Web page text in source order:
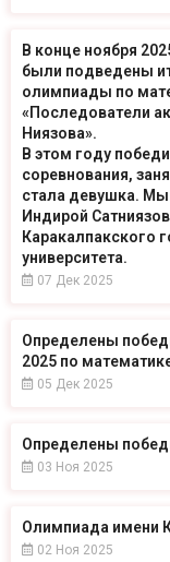
В конце ноября
были подведены
олимпиады по
«Последователи
Ниязова».
В этом году
соревнования,
стала девушка.
Индирой
Каракалпакского
университета.
07 Дек 2025
Определены
2025 по
05 Дек 2025
Определены
03 Ноя 2025
Олимпиада имени
02 Ноя 2025